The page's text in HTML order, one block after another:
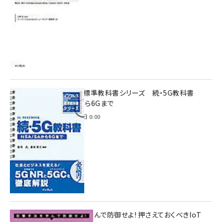
インプレス標準教科書シリーズ 続・5G教科書
NSA/SAから6Gまで
2023年4月3日 0:00
攻撃手法を学んで防御せよ! 押さえておくべきIoT